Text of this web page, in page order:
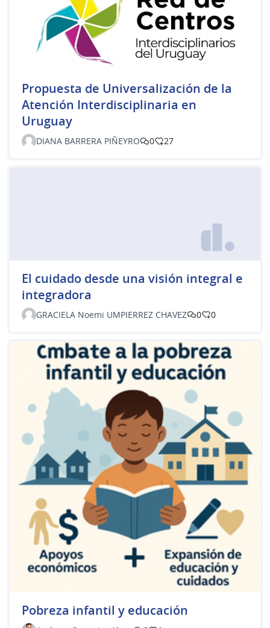
Propuesta de Universalización de la
Atención Interdisciplinaria en
Uruguay
DIANA BARRERA PIÑEYRO 0 27
El cuidado desde una visión integral e
integradora
GRACIELA Noemi UMPIERREZ CHAVEZ 0 0
Pobreza infantil y educación